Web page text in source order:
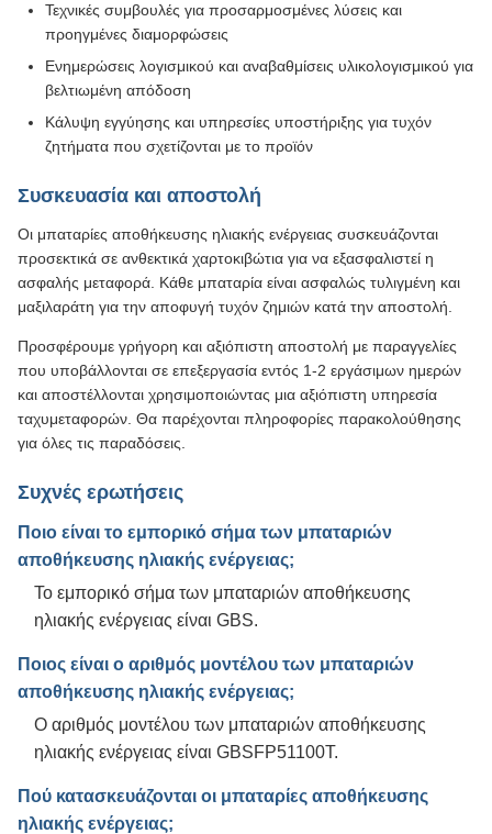
Τεχνικές συμβουλές για προσαρμοσμένες λύσεις και
προηγμένες διαμορφώσεις
Ενημερώσεις λογισμικού και αναβαθμίσεις υλικολογισμικού για
βελτιωμένη απόδοση
Κάλυψη εγγύησης και υπηρεσίες υποστήριξης για τυχόν
ζητήματα που σχετίζονται με το προϊόν
Συσκευασία και αποστολή
Οι μπαταρίες αποθήκευσης ηλιακής ενέργειας συσκευάζονται
προσεκτικά σε ανθεκτικά χαρτοκιβώτια για να εξασφαλιστεί η
ασφαλής μεταφορά. Κάθε μπαταρία είναι ασφαλώς τυλιγμένη και
μαξιλαράτη για την αποφυγή τυχόν ζημιών κατά την αποστολή.
Προσφέρουμε γρήγορη και αξιόπιστη αποστολή με παραγγελίες
που υποβάλλονται σε επεξεργασία εντός 1-2 εργάσιμων ημερών
και αποστέλλονται χρησιμοποιώντας μια αξιόπιστη υπηρεσία
ταχυμεταφορών. Θα παρέχονται πληροφορίες παρακολούθησης
για όλες τις παραδόσεις.
Συχνές ερωτήσεις
Ποιο είναι το εμπορικό σήμα των μπαταριών
αποθήκευσης ηλιακής ενέργειας;
Το εμπορικό σήμα των μπαταριών αποθήκευσης
ηλιακής ενέργειας είναι GBS.
Ποιος είναι ο αριθμός μοντέλου των μπαταριών
αποθήκευσης ηλιακής ενέργειας;
Ο αριθμός μοντέλου των μπαταριών αποθήκευσης
ηλιακής ενέργειας είναι GBSFP51100T.
Πού κατασκευάζονται οι μπαταρίες αποθήκευσης
ηλιακής ενέργειας;